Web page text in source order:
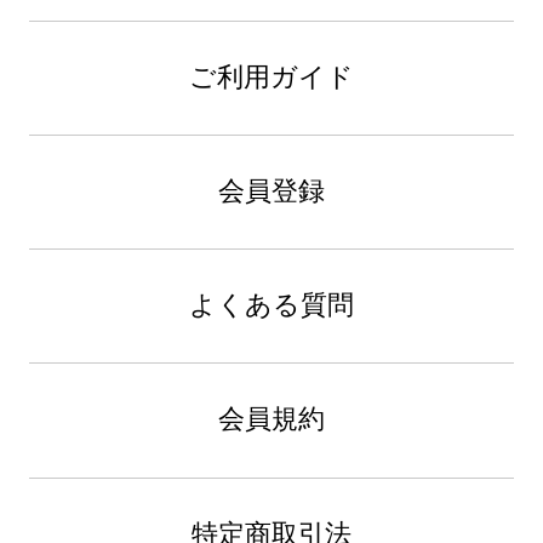
ご利用ガイド
会員登録
よくある質問
会員規約
特定商取引法